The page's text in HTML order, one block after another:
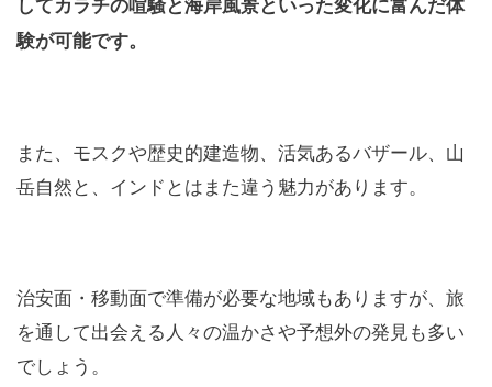
験が可能です。
また、モスクや歴史的建造物、活気あるバザール、山
岳自然と、インドとはまた違う魅力があります。
治安面・移動面で準備が必要な地域もありますが、旅
を通して出会える人々の温かさや予想外の発見も多い
でしょう。